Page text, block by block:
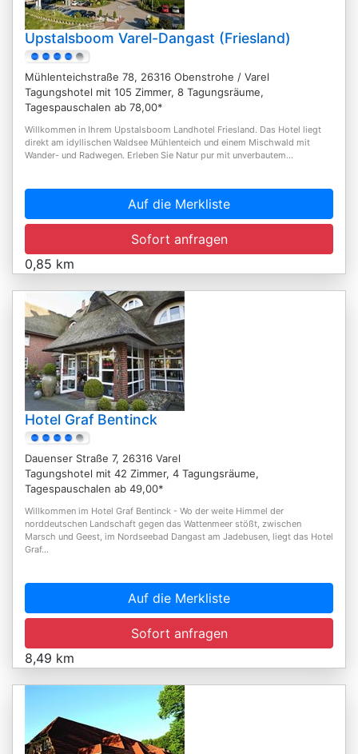
Upstalsboom Varel-Dangast (Friesland)
Mühlenteichstraße 78, 26316 Obenstrohe / Varel
Tagungshotel mit 105 Zimmer, 8 Tagungsräume,
Tagespauschalen ab 78,00*
Willkommen in Ihrem Upstalsboom Landhotel Friesland. Das Hotel liegt
direkt am idyllischen Waldsee Mühlenteich und einem Mischwald mit
Wander- und Radwegen. Erleben Sie Natur pur mit unverbautem...
Auf die Merkliste
Sofort anfragen
0,85 km
Hotel Graf Bentinck
Dauenser Straße 7, 26316 Varel
Tagungshotel mit 42 Zimmer, 4 Tagungsräume,
Tagespauschalen ab 49,00*
Willkommen im Hotel Graf Bentinck - Wo der weite Himmel der
norddeutschen Landschaft gegen das Wattenmeer stößt, zwischen
Marsch und Geest, im Nordseebad Dangast am Jadebusen, liegt das Hotel
Graf...
Auf die Merkliste
Sofort anfragen
8,49 km